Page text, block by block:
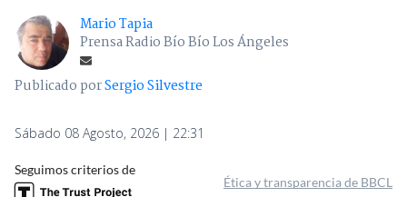
Mario Tapia
Prensa Radio Bío Bío Los Ángeles
Publicado porSergio Silvestre
Sábado 08 Agosto, 2026 | 22:31
Seguimos criterios de
Ética y transparencia de BBCL